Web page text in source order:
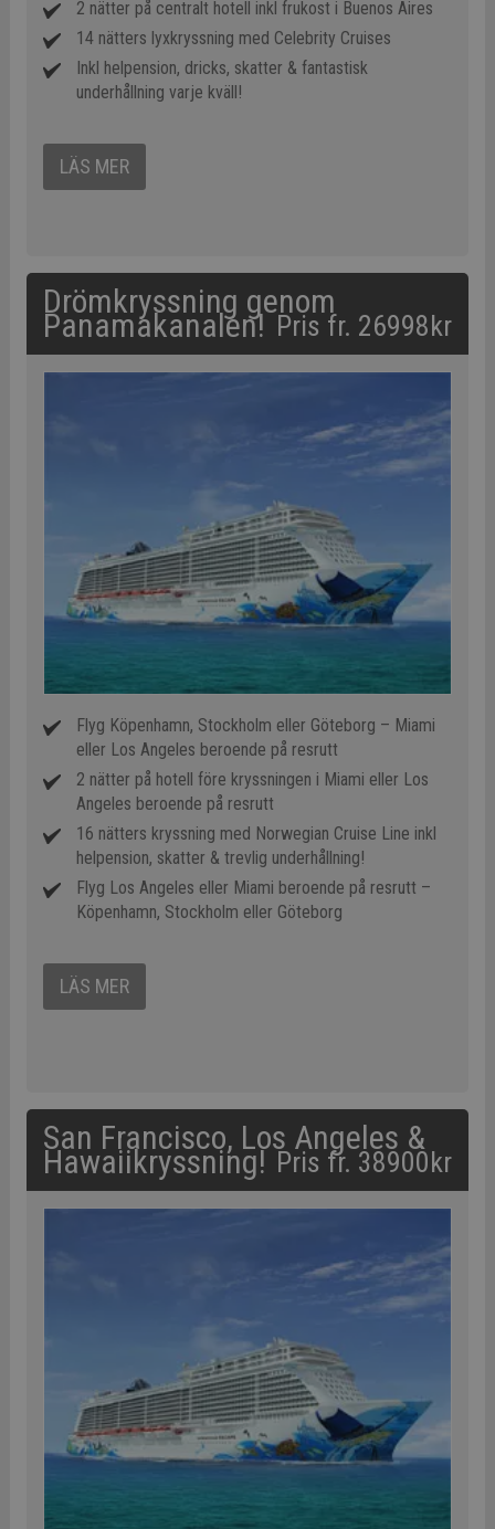
2 nätter på centralt hotell inkl frukost i Buenos Aires
14 nätters lyxkryssning med Celebrity Cruises
Inkl helpension, dricks, skatter & fantastisk
underhållning varje kväll!
LÄS MER
Drömkryssning genom
Panamakanalen! Pris fr. 26998kr
Flyg Köpenhamn, Stockholm eller Göteborg – Miami
eller Los Angeles beroende på resrutt
2 nätter på hotell före kryssningen i Miami eller Los
Angeles beroende på resrutt
16 nätters kryssning med Norwegian Cruise Line inkl
helpension, skatter & trevlig underhållning!
Flyg Los Angeles eller Miami beroende på resrutt –
Köpenhamn, Stockholm eller Göteborg
LÄS MER
San Francisco, Los Angeles &
Hawaiikryssning! Pris fr. 38900kr